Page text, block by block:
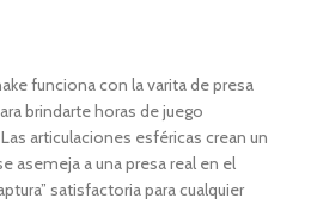
funciona con la varita de presa
brindarte horas de juego
articulaciones esféricas crean un
asemeja a una presa real en el
satisfactoria para cualquier